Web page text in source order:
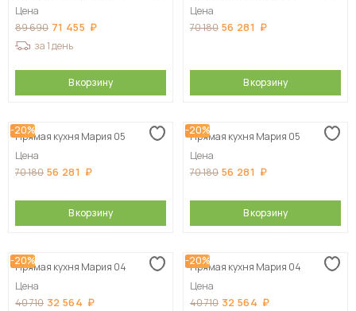
Цена
89 690 71 455
за 1 день
В корзину
Цена
70 180 56 281
В корзину
-20%
Прямая кухня Мария 05
Цена
70 180 56 281
В корзину
-20%
Прямая кухня Мария 05
Цена
70 180 56 281
В корзину
-20%
Прямая кухня Мария 04
Цена
40 710 32 564
-20%
Прямая кухня Мария 04
Цена
40 710 32 564